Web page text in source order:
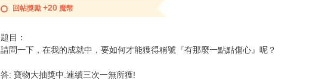
回帖獎勵 +20 魔幣
題目：
請問一下，在我的成就中，要如何才能獲得稱號『有那麼一點點傷心』呢？
答: 寶物大抽獎中.連續三次一無所獲!